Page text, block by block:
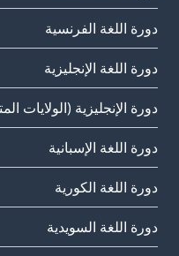
دورة اللغة الفرنسية
دورة اللغة الإنجليزية
دورة الإنجليزية (الولايات
دورة اللغة الإسبانية
دورة اللغة الكورية
دورة اللغة السويدية